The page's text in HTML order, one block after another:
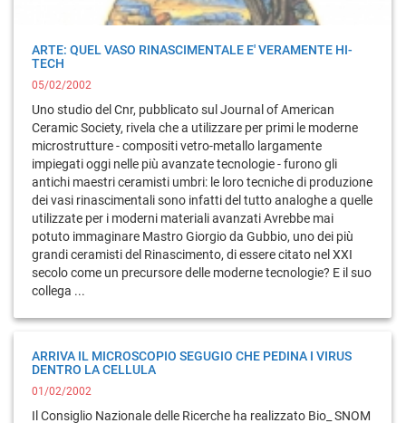
ARTE: QUEL VASO RINASCIMENTALE E' VERAMENTE HI-
TECH
05/02/2002
Uno studio del Cnr, pubblicato sul Journal of American
Ceramic Society, rivela che a utilizzare per primi le moderne
microstrutture - compositi vetro-metallo largamente
impiegati oggi nelle più avanzate tecnologie - furono gli
antichi maestri ceramisti umbri: le loro tecniche di produzione
dei vasi rinascimentali sono infatti del tutto analoghe a quelle
utilizzate per i moderni materiali avanzati Avrebbe mai
potuto immaginare Mastro Giorgio da Gubbio, uno dei più
grandi ceramisti del Rinascimento, di essere citato nel XXI
secolo come un precursore delle moderne tecnologie? E il suo
collega ...
ARRIVA IL MICROSCOPIO SEGUGIO CHE PEDINA I VIRUS
DENTRO LA CELLULA
01/02/2002
Il Consiglio Nazionale delle Ricerche ha realizzato Bio_ SNOM